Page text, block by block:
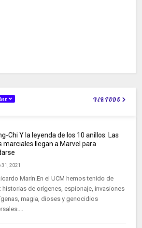
VER TODO
Chi Y la leyenda de los 10 anillos: Las
marciales llegan a Marvel para
31, 2021
Marín.En el UCM hemos tenido de
historias de orígenes, espionaje, invasiones
magia, dioses y genocidios